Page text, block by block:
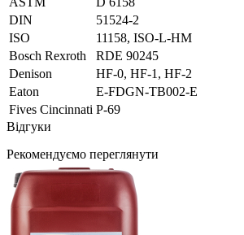
DIN
51524-2
ISO
11158, ISO-L-HM
Bosch Rexroth
RDE 90245
Denison
HF-0, HF-1, HF-2
Eaton
E-FDGN-TB002-E
Fives Cincinnati P-69
Відгуки
Рекомендуємо переглянути